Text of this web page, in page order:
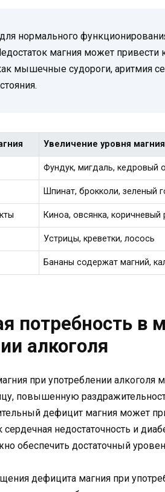
нормального
магния может
мышечные судороги, аритмия
Увеличение уровня
Фундук, мигдаль, кедровый
Шпинат, брокколи, зеленый
Киноа, овсянка, коричневый
Устрицы, креветки, лосось
Бананы содержат магний,
потребность в
алкоголя
при употреблении алкоголя
повышенную
дефицит магния может
сердечная недостаточность и
обеспечить достаточный
дефицита магния при